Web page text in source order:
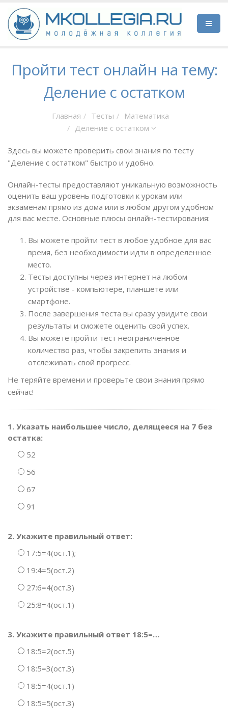
Пройти тест онлайн на тему:
Деление с остатком
Главная Тесты
Математика
Деление с остатком
Здесь вы можете проверить свои знания по тесту
"Деление с остатком" быстро и удобно.
Онлайн-тесты предоставляют уникальную возможность
оценить ваш уровень подготовки к урокам или
экзаменам прямо из дома или в любом другом удобном
для вас месте. Основные плюсы онлайн-тестирования:
Вы можете пройти тест в любое удобное для вас
время, без необходимости идти в определенное
место.
Тесты доступны через интернет на любом
устройстве - компьютере, планшете или
смартфоне.
После завершения теста вы сразу увидите свои
результаты и сможете оценить свой успех.
Вы можете пройти тест неограниченное
количество раз, чтобы закрепить знания и
отслеживать свой прогресс.
Не теряйте времени и проверьте свои знания прямо
сейчас!
1. Указать наибольшее число, делящееся на 7 без
остатка:
52
56
67
91
2. Укажите правильный ответ:
17:5=4(ост.1);
19:4=5(ост.2)
27:6=4(ост.3)
25:8=4(ост.1)
3. Укажите правильный ответ 18:5=…
18:5=2(ост.5)
18:5=3(ост.3)
18:5=4(ост.1)
18:5=5(ост.3)